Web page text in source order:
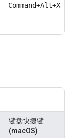
Command+Alt+X
键盘快捷键
(macOS)